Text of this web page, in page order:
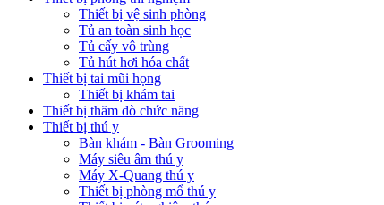
Thiết bị vệ sinh phòng
Tủ an toàn sinh học
Tủ cấy vô trùng
Tủ hút hơi hóa chất
Thiết bị tai mũi họng
Thiết bị khám tai
Thiết bị thăm dò chức năng
Thiết bị thú y
Bàn khám - Bàn Grooming
Máy siêu âm thú y
Máy X-Quang thú y
Thiết bị phòng mổ thú y